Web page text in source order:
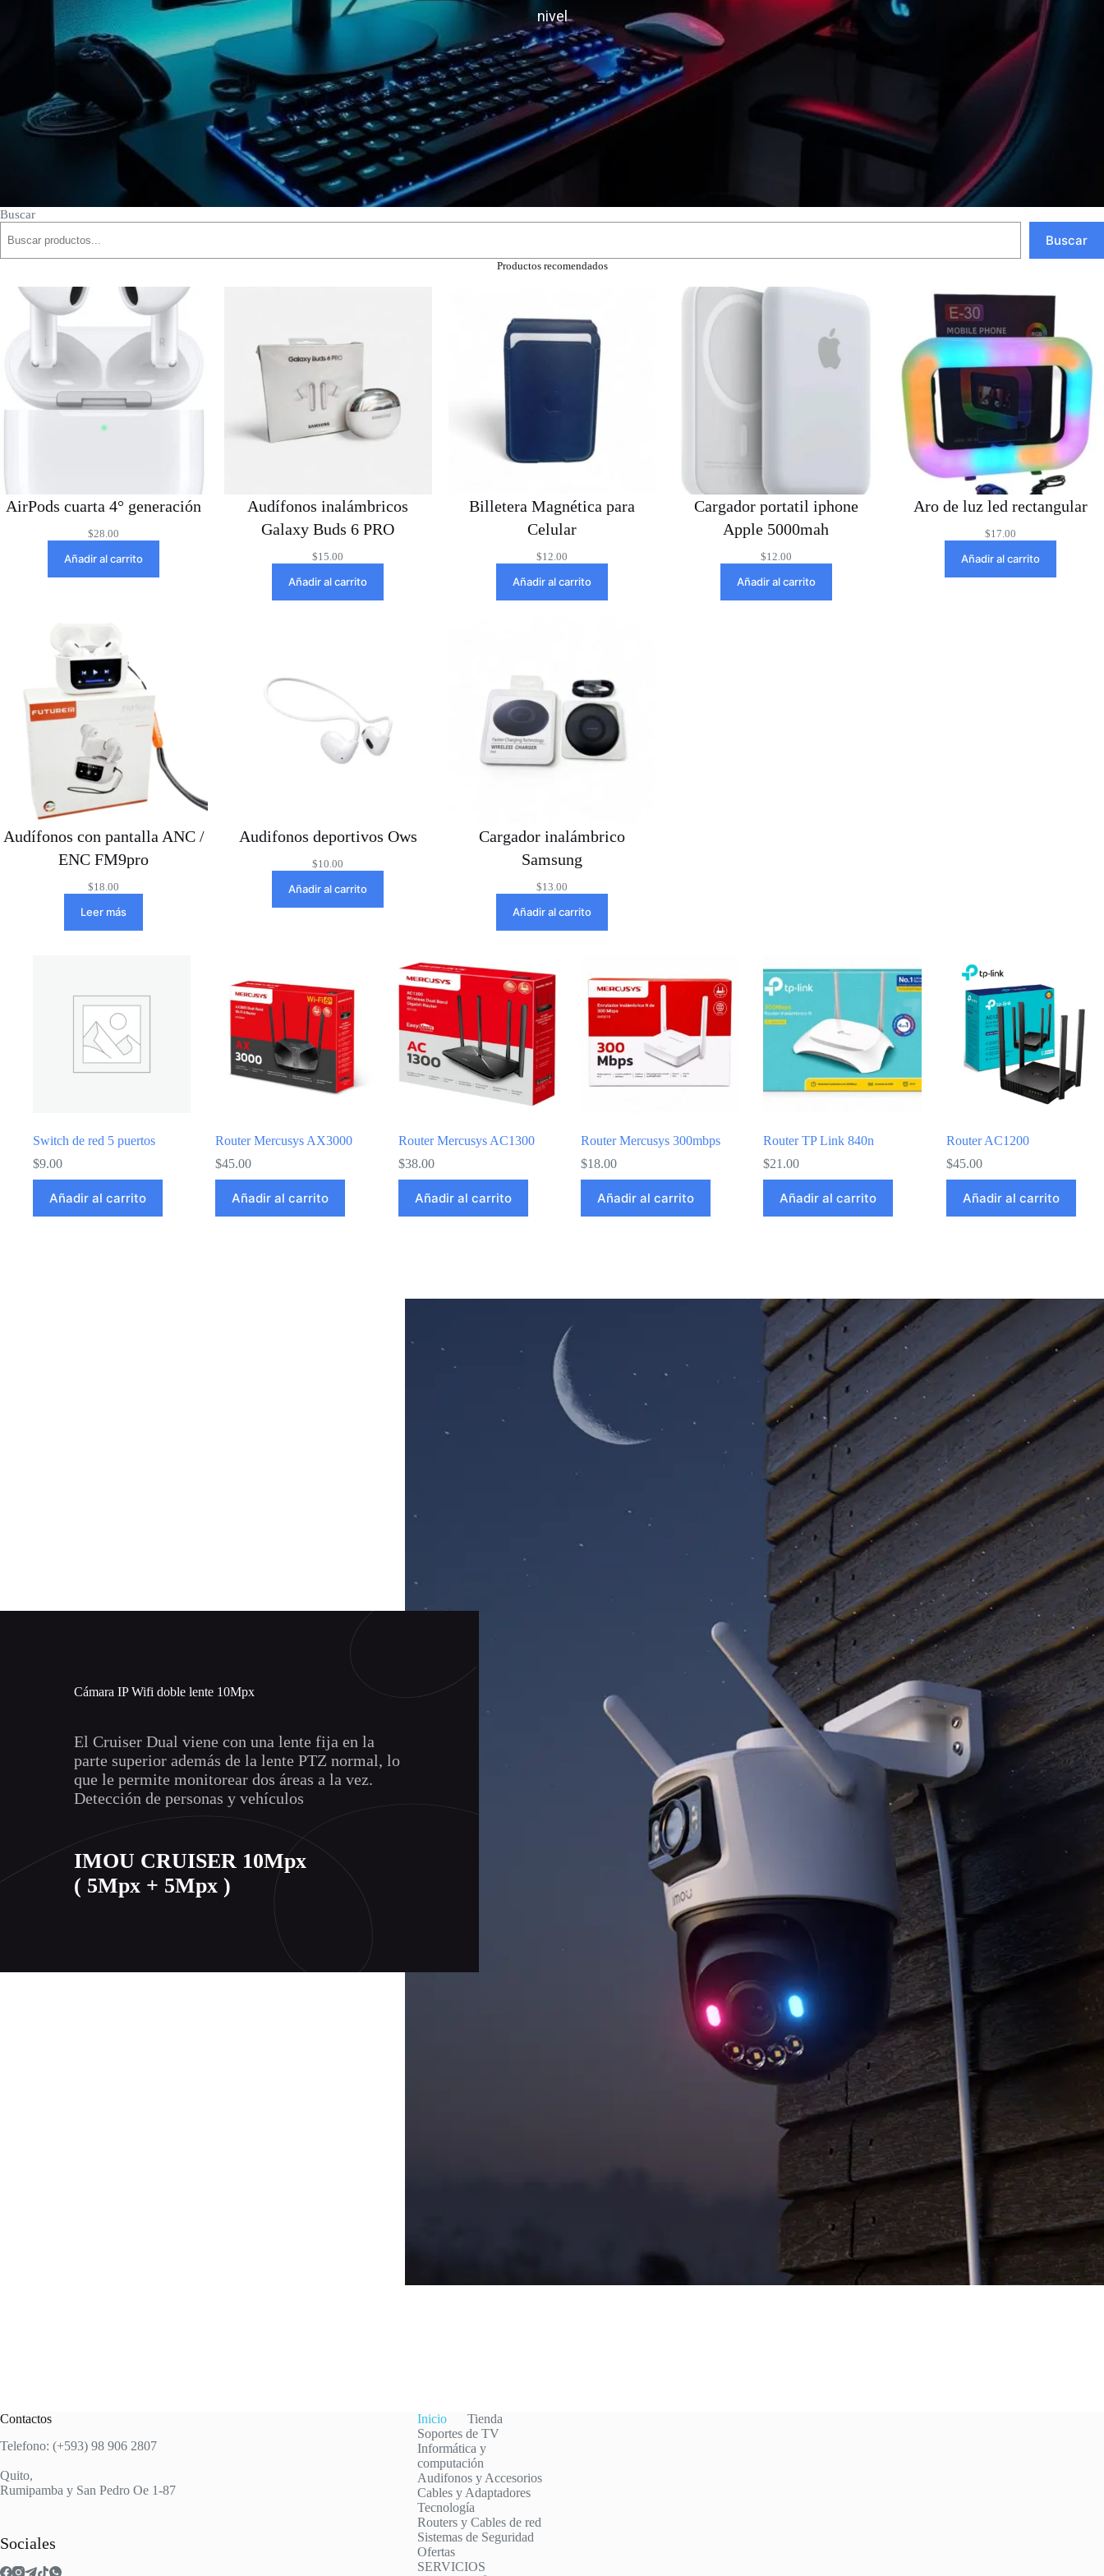
nivel
Buscar
Buscar
Productos recomendados
AirPods cuarta 4° generación
$28.00
Añadir al carrito
Audífonos inalámbricos
Galaxy Buds 6 PRO
$15.00
Añadir al carrito
Billetera Magnética para
Celular
$12.00
Añadir al carrito
Cargador portatil iphone
Apple 5000mah
$12.00
Añadir al carrito
Aro de luz led rectangular
$17.00
Añadir al carrito
Audífonos con pantalla ANC /
ENC FM9pro
$18.00
Leer más
Audifonos deportivos Ows
$10.00
Añadir al carrito
Cargador inalámbrico
Samsung
$13.00
Añadir al carrito
Switch de red 5 puertos
$9.00
Añadir al carrito
Router Mercusys AX3000
$45.00
Añadir al carrito
Router Mercusys AC1300
$38.00
Añadir al carrito
Router Mercusys 300mbps
$18.00
Añadir al carrito
Router TP Link 840n
$21.00
Añadir al carrito
Router AC1200
$45.00
Añadir al carrito
Cámara IP Wifi doble lente 10Mpx
El Cruiser Dual viene con una lente fija en la
parte superior además de la lente PTZ normal, lo
que le permite monitorear dos áreas a la vez.
Detección de personas y vehículos
IMOU CRUISER 10Mpx
( 5Mpx + 5Mpx )
Contactos
Telefono: (+593) 98 906 2807
Quito,
Rumipamba y San Pedro Oe 1-87
Sociales
Inicio
Tienda
Soportes de TV
Informática y
computación
Audifonos y Accesorios
Cables y Adaptadores
Tecnología
Routers y Cables de red
Sistemas de Seguridad
Ofertas
SERVICIOS